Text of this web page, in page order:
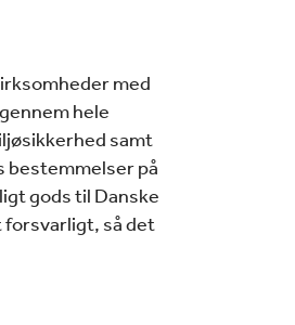
med
hele
samt
bestemmelser på
gods til Danske
så det